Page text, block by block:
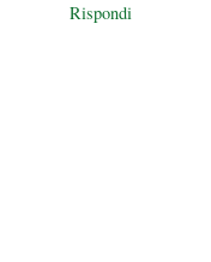
Rispondi